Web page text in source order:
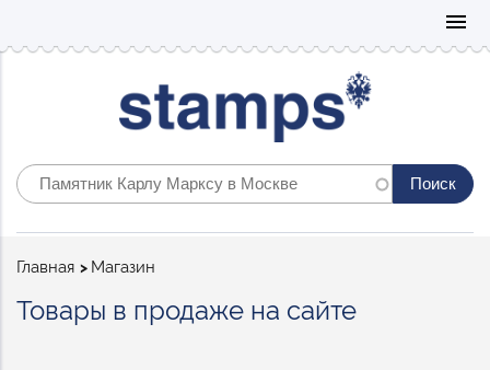
menu
Строка
Главная Магазин
Товары в продаже на сайте